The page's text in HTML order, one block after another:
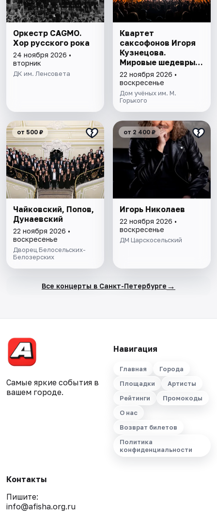
Оркестр CAGMO.
Хор русского рока
24 ноября 2026 •
вторник
ДК им. Ленсовета
Квартет
саксофонов Игоря
Кузнецова.
Мировые шедевры
на саксофонах при
свечах. Экскурсия и
концерт
22 ноября 2026 •
воскресенье
Дом учёных им. М.
Горького
от 500 ₽
Чайковский, Попов,
Дунаевский
22 ноября 2026 •
воскресенье
Дворец Белосельских-
Белозерских
от 2 400 ₽
Игорь Николаев
22 ноября 2026 •
воскресенье
ДМ Царскосельский
Все концерты в Санкт-Петербурге →
Самые яркие события в
вашем городе.
Навигация
Главная
Города
Площадки
Артисты
Рейтинги
Промокоды
О нас
Возврат билетов
Политика
конфиденциальности
Контакты
Пишите:
info@afisha.org.ru